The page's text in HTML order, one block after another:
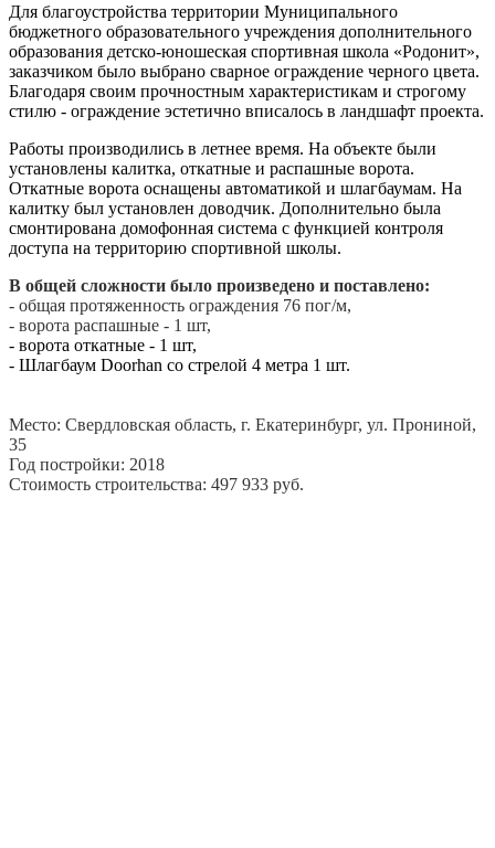
Для благоустройства территории Муниципального
бюджетного образовательного учреждения дополнительного
образования детско-юношеская спортивная школа «Родонит»,
заказчиком было выбрано сварное ограждение черного цвета.
Благодаря своим прочностным характеристикам и строгому
стилю - ограждение эстетично вписалось в ландшафт проекта.
Работы производились в летнее время. На объекте были
установлены калитка, откатные и распашные ворота.
Откатные ворота оснащены автоматикой и шлагбаумам. На
калитку был установлен доводчик. Дополнительно была
смонтирована домофонная система с функцией контроля
доступа на территорию спортивной школы.
В общей сложности было произведено и поставлено:
- общая протяженность ограждения 76 пог/м,
- ворота распашные - 1 шт,
- ворота откатные - 1 шт,
- Шлагбаум Doorhan со стрелой 4 метра 1 шт.
Место: Свердловская область, г. Екатеринбург, ул. Прониной,
35
Год постройки: 2018
Стоимость строительства: 497 933 руб.